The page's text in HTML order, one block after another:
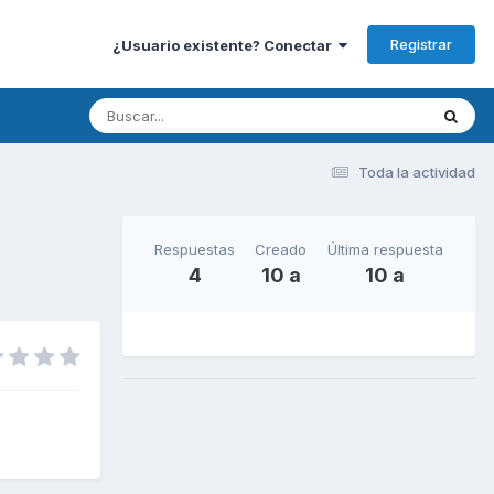
¿Usuario existente? Conectar Registrar
Toda la actividad
Respuestas
4
Creado
10 a
Última respuesta
10 a